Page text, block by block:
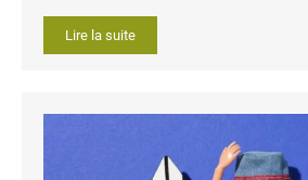
Lire la suite